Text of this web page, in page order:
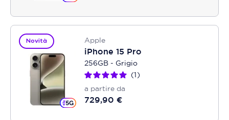
Novità Apple
iPhone 15 Pro
256GB - Grigio
1
a partire da
729,90 €